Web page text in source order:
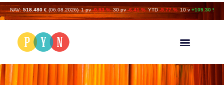
NAV: 518.480 € (06.08.2026) 1 pv -0.93 % 30 pv -6.41 % YTD -9.77 % 10 v +109.30 %